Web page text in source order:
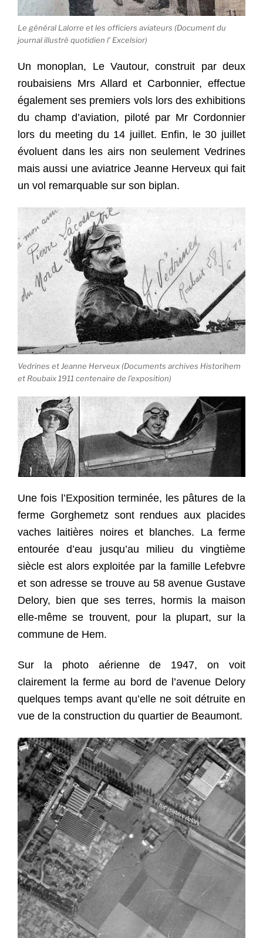
Le général Lalorre et les officiers aviateurs (Document du
journal illustré quotidien l’ Excelsior)
Un monoplan, Le Vautour, construit par deux
roubaisiens Mrs Allard et Carbonnier, effectue
également ses premiers vols lors des exhibitions
du champ d’aviation, piloté par Mr Cordonnier
lors du meeting du 14 juillet. Enfin, le 30 juillet
évoluent dans les airs non seulement Vedrines
mais aussi une aviatrice Jeanne Herveux qui fait
un vol remarquable sur son biplan.
Vedrines et Jeanne Herveux (Documents archives Historihem
et Roubaix 1911 centenaire de l’exposition)
Une fois l’Exposition terminée, les pâtures de la
ferme Gorghemetz sont rendues aux placides
vaches laitières noires et blanches. La ferme
entourée d’eau jusqu’au milieu du vingtième
siècle est alors exploitée par la famille Lefebvre
et son adresse se trouve au 58 avenue Gustave
Delory, bien que ses terres, hormis la maison
elle-même se trouvent, pour la plupart, sur la
commune de Hem.
Sur la photo aérienne de 1947, on voit
clairement la ferme au bord de l’avenue Delory
quelques temps avant qu’elle ne soit détruite en
vue de la construction du quartier de Beaumont.